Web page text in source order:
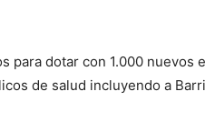
para dotar con 1.000 nuevos
de salud incluyendo a